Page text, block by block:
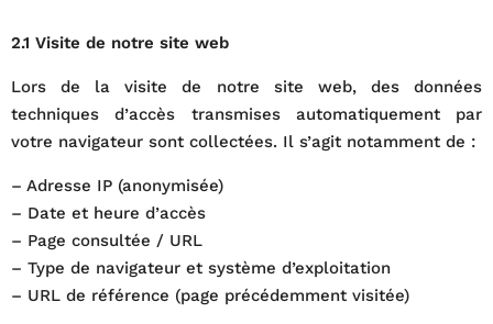
2.1 Visite de notre site web
Lors de la visite de notre site web, des données
techniques d’accès transmises automatiquement par
votre navigateur sont collectées. Il s’agit notamment de :
– Adresse IP (anonymisée)
– Date et heure d’accès
– Page consultée / URL
– Type de navigateur et système d’exploitation
– URL de référence (page précédemment visitée)